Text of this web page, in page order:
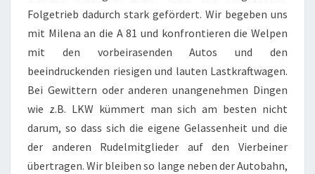
Folgetrieb dadurch stark gefördert. Wir begeben uns
mit Milena an die A 81 und konfrontieren die Welpen
mit den vorbeirasenden Autos und den
beeindruckenden riesigen und lauten Lastkraftwagen.
Bei Gewittern oder anderen unangenehmen Dingen
wie z.B. LKW kümmert man sich am besten nicht
darum, so dass sich die eigene Gelassenheit und die
der anderen Rudelmitglieder auf den Vierbeiner
übertragen. Wir bleiben so lange neben der Autobahn,